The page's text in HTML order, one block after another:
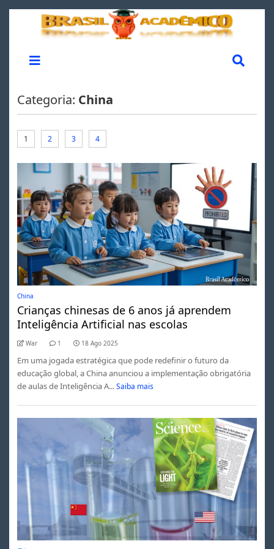
Categoria: China
1 2 3 4
China
Crianças chinesas de 6 anos já aprendem
Inteligência Artificial nas escolas
War 1 18 Ago 2025
Em uma jogada estratégica que pode redefinir o futuro da
educação global, a China anunciou a implementação obrigatória
de aulas de Inteligência A... Saiba mais